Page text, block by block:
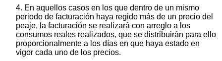
4. En aquellos casos en los que dentro de un mismo
periodo de facturación haya regido más de un precio del
peaje, la facturación se realizará con arreglo a los
consumos reales realizados, que se distribuirán para ello
proporcionalmente a los días en que haya estado en
vigor cada uno de los precios.